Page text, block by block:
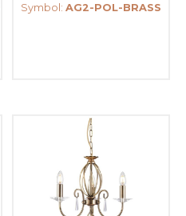
Symbol: AG2-POL-BRASS